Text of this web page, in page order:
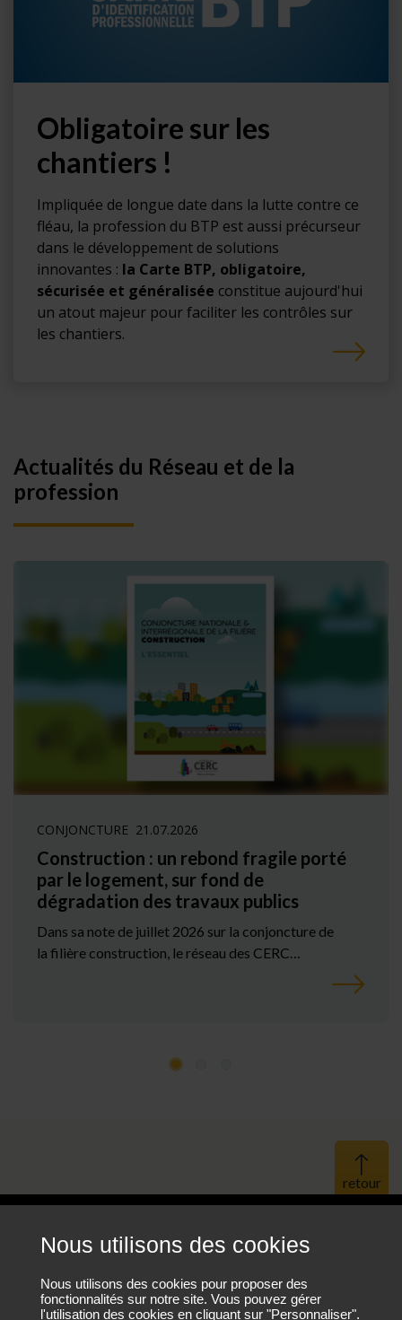
Nous utilisons des cookies
Nous utilisons des cookies pour proposer des
fonctionnalités sur notre site. Vous pouvez gérer
l'utilisation des cookies en cliquant sur "Personnaliser".
Obligatoire sur les
chantiers !
Impliquée de longue date dans la lutte contre ce
fléau, la profession du BTP est aussi précurseur
dans le développement de solutions
innovantes : la Carte BTP, obligatoire,
sécurisée et généralisée constitue aujourd'hui
un atout majeur pour faciliter les contrôles sur
les chantiers.
Actualités du Réseau et de la
profession
CONJONCTURE 21.07.2026
Construction : un rebond fragile porté
par le logement, sur fond de
dégradation des travaux publics
Dans sa note de juillet 2026 sur la conjoncture de
la filière construction, le réseau des CERC…
Haut
Mentions légales
Protection des données personnelles